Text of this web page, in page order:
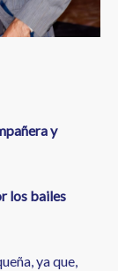
y
los bailes
ya que,